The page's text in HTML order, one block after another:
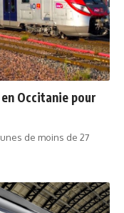
Occitanie pour
de moins de 27